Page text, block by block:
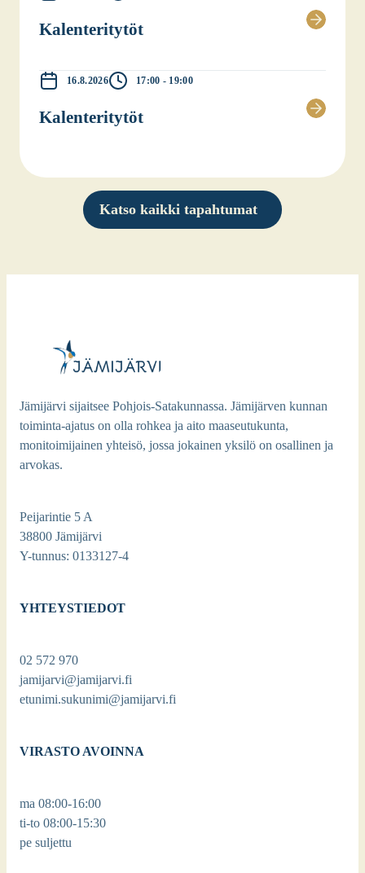
Kalen­te­ri­ty­töt
16.8.2026 17:00 - 19:00
Kalen­te­ri­ty­töt
Katso kaikki tapahtumat
Jämijärvi sijaitsee Pohjois-Satakunnassa. Jämijärven kunnan
toiminta-ajatus on olla rohkea ja aito maaseutukunta,
monitoimijainen yhteisö, jossa jokainen yksilö on osallinen ja
arvokas.
Peijarintie 5 A
38800 Jämijärvi
Y-tunnus: 0133127-4
YHTEYSTIEDOT
02 572 970
jamijarvi@jamijarvi.fi
etunimi.sukunimi@jamijarvi.fi
VIRASTO AVOINNA
ma 08:00-16:00
ti-to 08:00-15:30
pe suljettu